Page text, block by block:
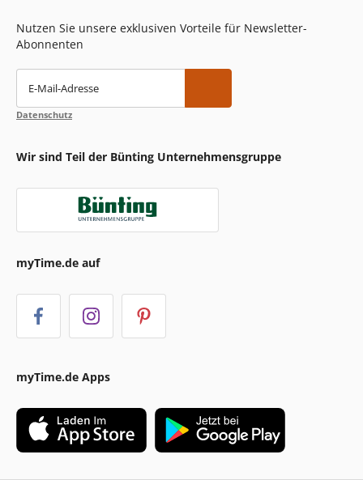
Nutzen Sie unsere exklusiven Vorteile für Newsletter-
Abonnenten
E-Mail-Adresse
Datenschutz
Wir sind Teil der Bünting Unternehmensgruppe
myTime.de auf
myTime.de Apps